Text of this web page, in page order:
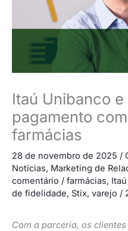
Itaú Unibanco
pagamento
farmácias
28 de novembro de 2025 /
Notícias, Marketing de
comentário / farmácias,
de fidelidade, Stix, varejo /
Com a parceria, os